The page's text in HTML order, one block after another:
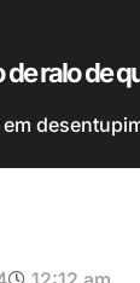
ralo de